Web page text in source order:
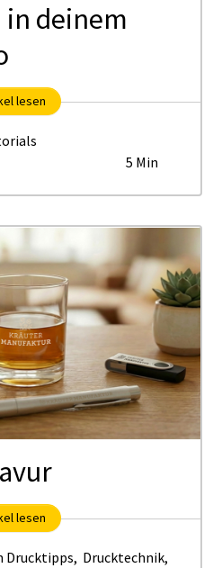
deinem
lesen
5 Min
lesen
Drucktipps, Drucktechnik,